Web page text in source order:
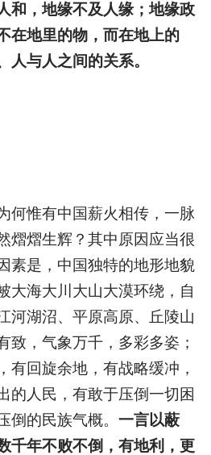
和，地缘不及人缘；地缘政
在地里的物，而在地上的
人与人之间的关系。
何惟有中国薪火相传，一脉
熠熠生辉？其中原因应当很
素是，中国独特的地形地貌
大海大川大山大漠环绕，自
河湖沼、平原高原、丘陵山
致，气象万千，多彩多姿；
有回旋余地，有战略缓冲，
的人民，有敢于压倒一切困
倒的民族气概。 一言以蔽
千年不败不倒，有地利，更